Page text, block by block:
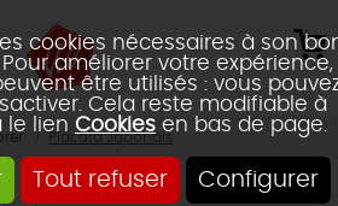
cookies nécessaires à son
améliorer votre expérience,
être utilisés : vous
Cela reste modifiable à
le lien Cookies en bas de page.
Tout refuser Configurer
Placard Japonais